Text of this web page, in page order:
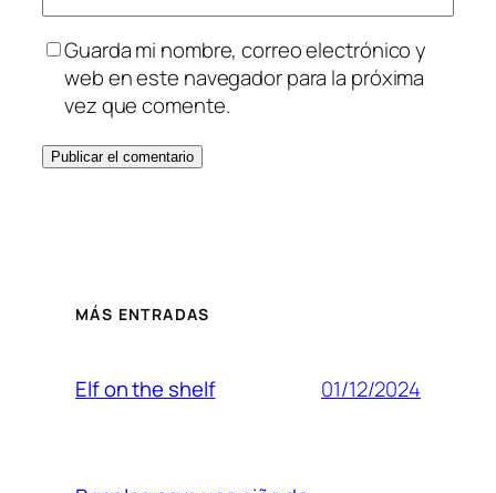
Guarda mi nombre, correo electrónico y
web en este navegador para la próxima
vez que comente.
MÁS ENTRADAS
Elf on the shelf 01/12/2024